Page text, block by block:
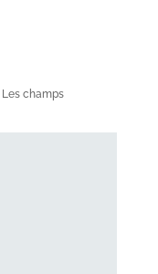
Les champs